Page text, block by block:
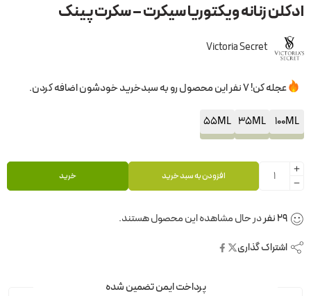
ادکلن زنانه ویکتوریا سیکرت – سکرت پینک
Victoria Secret
عجله کن! 7 نفر این محصول رو به سبدخرید خودشون اضافه کردن.
100ML
35ML
55ML
افزودن به سبد خرید خرید
29نفردر حال مشاهده این محصول هستند.
اشتراک گذاری
پرداخت ایمن تضمین شده